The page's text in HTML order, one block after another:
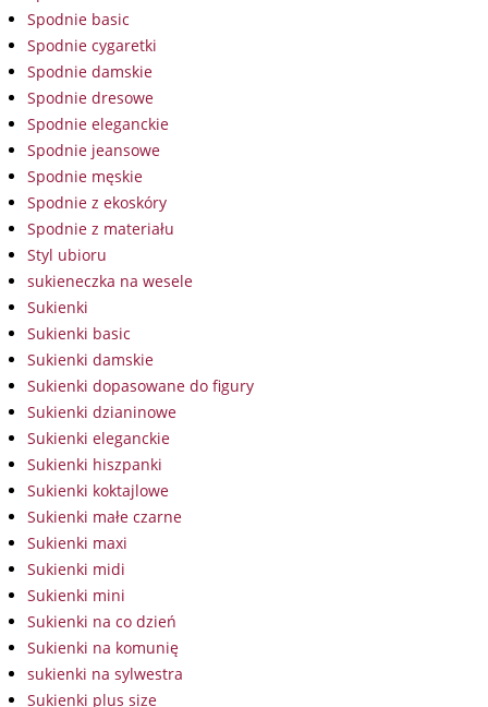
Spodnie basic
Spodnie cygaretki
Spodnie damskie
Spodnie dresowe
Spodnie eleganckie
Spodnie jeansowe
Spodnie męskie
Spodnie z ekoskóry
Spodnie z materiału
Styl ubioru
sukieneczka na wesele
Sukienki
Sukienki basic
Sukienki damskie
Sukienki dopasowane do figury
Sukienki dzianinowe
Sukienki eleganckie
Sukienki hiszpanki
Sukienki koktajlowe
Sukienki małe czarne
Sukienki maxi
Sukienki midi
Sukienki mini
Sukienki na co dzień
Sukienki na komunię
sukienki na sylwestra
Sukienki plus size